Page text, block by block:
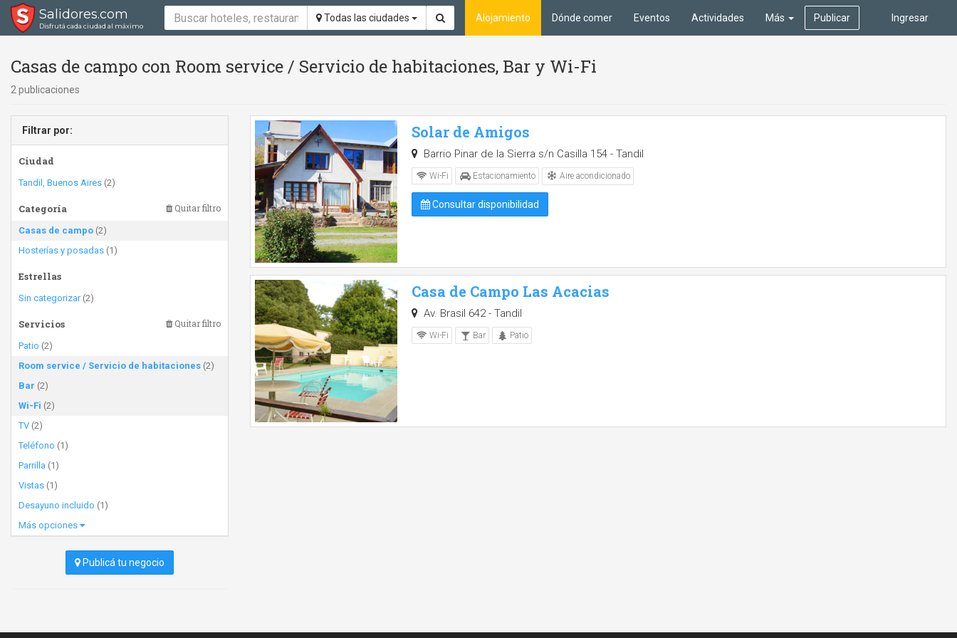
Salidores.com
Disfrutá cada ciudad al máximo
Todas las ciudades Ingresar
Alojamiento Dónde comer Eventos Actividades Más Publicar
Casas de campo con Room service / Servicio de habitaciones, Bar y Wi-Fi
2 publicaciones
Filtrar por:
Ciudad
Tandil, Buenos Aires (2)
Categoría Quitar filtro
Casas de campo (2)
Hosterías y posadas (1)
Estrellas
Sin categorizar(2)
Servicios Quitar filtro
Patio (2)
Room service / Servicio de habitaciones (2)
Bar (2)
Wi-Fi (2)
TV (2)
Teléfono (1)
Parrilla (1)
Vistas (1)
Desayuno incluido (1)
Más opciones
Publicá tu negocio
Solar de Amigos
Barrio Pinar de la Sierra s/n Casilla 154 - Tandil
Wi-Fi Estacionamiento Aire acondicionado
Consultar disponibilidad
Casa de Campo Las Acacias
Av. Brasil 642 - Tandil
Wi-Fi Bar Patio